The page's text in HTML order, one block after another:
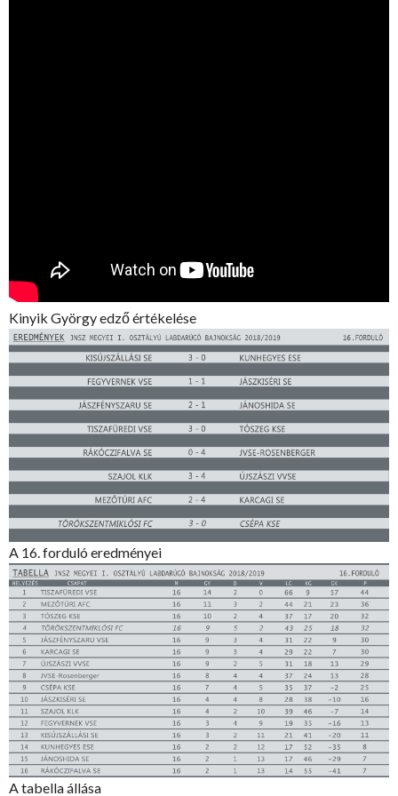
Kinyik György edző értékelése
A 16. forduló eredményei
A tabella állása